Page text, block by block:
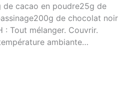
de cacao en poudre25g de
de chocolat noir
: Tout mélanger. Couvrir.
ambiante…